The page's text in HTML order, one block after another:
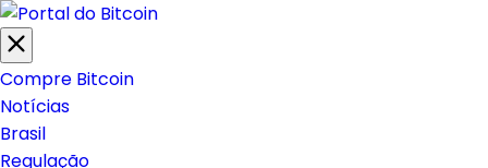
Compre Bitcoin
Notícias